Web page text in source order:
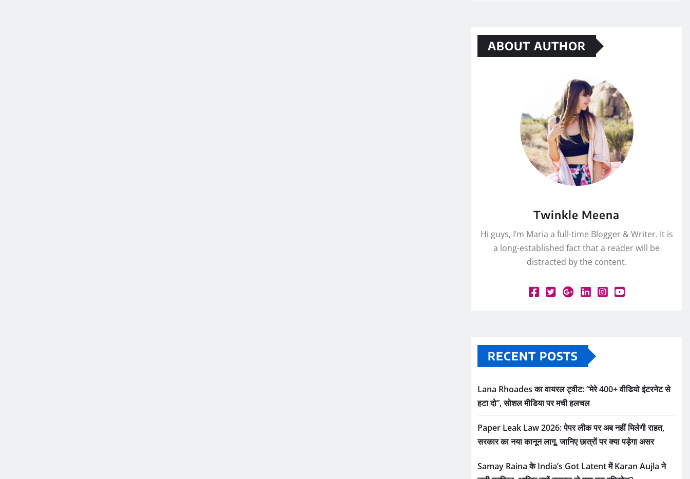
ABOUT AUTHOR
Twinkle Meena
Hi guys, I’m Maria a full-time Blogger & Writer. It is
a long-established fact that a reader will be
distracted by the content.
RECENT POSTS
Lana Rhoades का वायरल ट्वीट: “मेरे 400+ वीडियो इंटरनेट से
हटा दो”, सोशल मीडिया पर मची हलचल
Paper Leak Law 2026: पेपर लीक पर अब नहीं मिलेगी राहत,
सरकार का नया कानून लागू, जानिए छात्रों पर क्या पड़ेगा असर
Samay Raina के India’s Got Latent में Karan Aujla ने